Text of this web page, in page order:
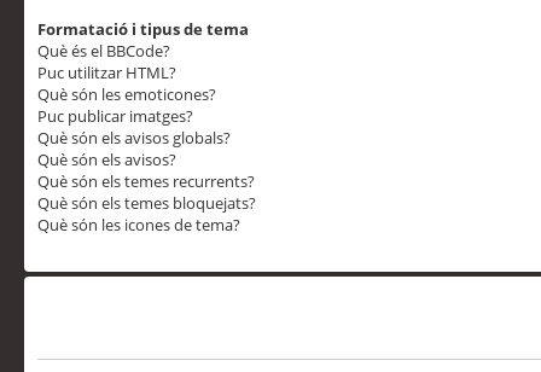
Formatació i tipus de tema
Què és el BBCode?
Puc utilitzar HTML?
Què són les emoticones?
Puc publicar imatges?
Què són els avisos globals?
Què són els avisos?
Què són els temes recurrents?
Què són els temes bloquejats?
Què són les icones de tema?